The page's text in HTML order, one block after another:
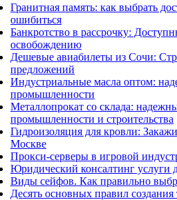
Гранитная память: как выбрать
ошибиться
Банкротство в рассрочку:
освобождению
Дешевые авиабилеты из Сочи:
предложений
Индустриальные масла оптом:
промышленности
Металлопрокат со склада:
промышленности и строительства
Гидроизоляция для кровли:
Москве
Прокси-серверы в игровой
Юридический консалтинг услуги
Виды сейфов. Как правильно
Десять основных правил создания